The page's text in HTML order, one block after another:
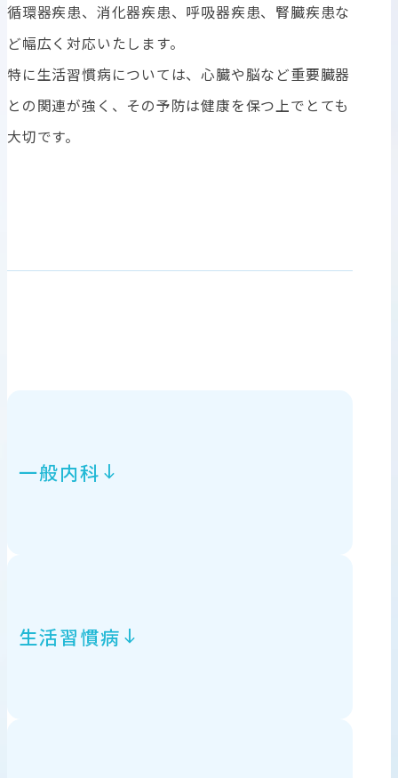
循環器疾患、消化器疾患、呼吸器疾患、腎臓疾患な
ど幅広く対応いたします。
特に生活習慣病については、心臓や脳など重要臓器
との関連が強く、その予防は健康を保つ上でとても
大切です。
一般内科
生活習慣病